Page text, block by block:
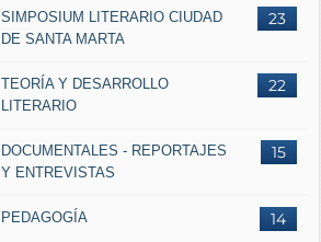
23
SIMPOSIUM LITERARIO CIUDAD
DE SANTA MARTA
22
TEORÍA Y DESARROLLO
LITERARIO
15
DOCUMENTALES - REPORTAJES
Y ENTREVISTAS
14
PEDAGOGÍA